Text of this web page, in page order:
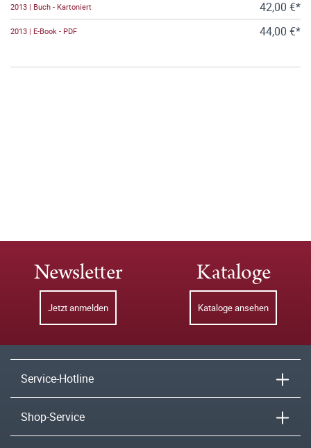
2013 | Buch - Kartoniert 42,00 €*
2013 | E-Book - PDF 44,00 €*
Newsletter
Jetzt anmelden
Kataloge
Kataloge ansehen
Service-Hotline
Shop-Service